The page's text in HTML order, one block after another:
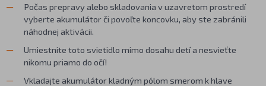
Počas prepravy alebo skladovania v uzavretom prostredí
vyberte akumulátor či povoľte koncovku, aby ste zabránili
náhodnej aktivácii.
Umiestnite toto svietidlo mimo dosahu detí a nesvieťte
nikomu priamo do očí!
Vkladajte akumulátor kladným pólom smerom k hlave